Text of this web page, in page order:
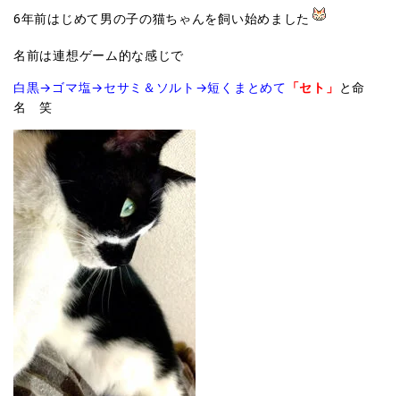
6年前はじめて男の子の猫ちゃんを飼い始めました
名前は連想ゲーム的な感じで
白黒→ゴマ塩→セサミ＆ソルト→短くまとめて 「セト」 と命
名 笑